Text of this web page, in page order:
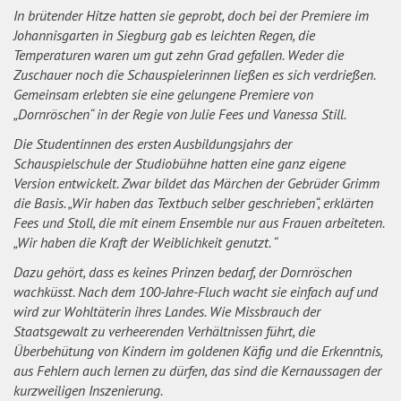
In brütender Hitze hatten sie geprobt, doch bei der Premiere im
Johannisgarten in Siegburg gab es leichten Regen, die
Temperaturen waren um gut zehn Grad gefallen. Weder die
Zuschauer noch die Schauspielerinnen ließen es sich verdrießen.
Gemeinsam erlebten sie eine gelungene Premiere von
„Dornröschen“ in der Regie von Julie Fees und Vanessa Still.
Die Studentinnen des ersten Ausbildungsjahrs der
Schauspielschule der Studiobühne hatten eine ganz eigene
Version entwickelt. Zwar bildet das Märchen der Gebrüder Grimm
die Basis. „Wir haben das Textbuch selber geschrieben“, erklärten
Fees und Stoll, die mit einem Ensemble nur aus Frauen arbeiteten.
„Wir haben die Kraft der Weiblichkeit genutzt. “
Dazu gehört, dass es keines Prinzen bedarf, der Dornröschen
wachküsst. Nach dem 100-Jahre-Fluch wacht sie einfach auf und
wird zur Wohltäterin ihres Landes. Wie Missbrauch der
Staatsgewalt zu verheerenden Verhältnissen führt, die
Überbehütung von Kindern im goldenen Käfig und die Erkenntnis,
aus Fehlern auch lernen zu dürfen, das sind die Kernaussagen der
kurzweiligen Inszenierung.